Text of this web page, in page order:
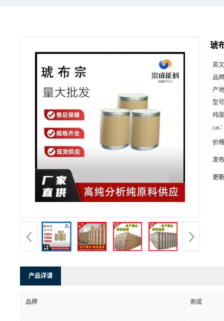
琥
英
品
产
型
纯
cas
价
发
更
产品详请
品牌 崇成